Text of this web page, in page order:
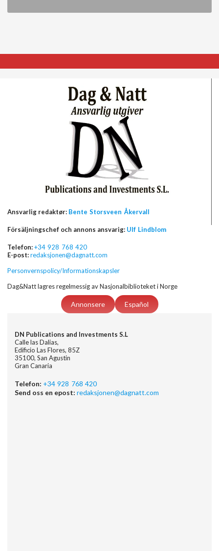
Ansvarlig redaktør: Bente Storsveen Åkervall
Försäljningschef och annons ansvarig: Ulf Lindblom
Telefon:+34 928 768 420
E-post:redaksjonen@dagnatt.com
Personvernspolicy/Informationskapsler
Dag&Natt lagres regelmessig av Nasjonalbiblioteket i Norge
Annonsere Español
DN Publications and Investments S.L
Calle las Dalias,
Edificio Las Flores, 85Z
35100, San Agustin
Gran Canaria
Telefon: +34 928 768 420
Send oss en epost: redaksjonen@dagnatt.com